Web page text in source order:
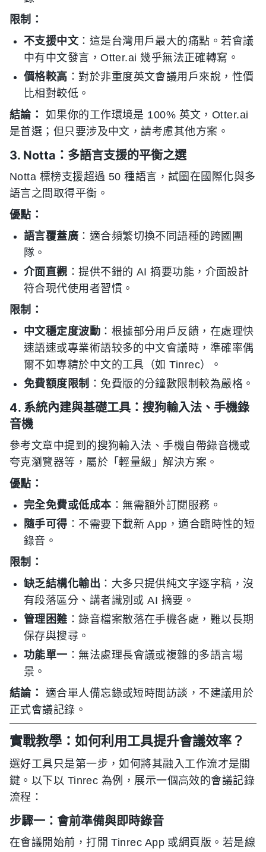
限制：
不支援中文 ：這是台灣用戶最大的痛點。若會議
中有中文發言，Otter.ai 幾乎無法正確轉寫。
價格較高 ：對於非重度英文會議用戶來說，性價
比相對較低。
結論：
如果你的工作環境是 100% 英文，Otter.ai
是首選；但只要涉及中文，請考慮其他方案。
3. Notta：多語言支援的平衡之選
Notta 標榜支援超過 50 種語言，試圖在國際化與多
語言之間取得平衡。
優點：
語言覆蓋廣 ：適合頻繁切換不同語種的跨國團
隊。
介面直觀 ：提供不錯的 AI 摘要功能，介面設計
符合現代使用者習慣。
限制：
中文穩定度波動 ：根據部分用戶反饋，在處理快
速語速或專業術語较多的中文會議時，準確率偶
爾不如專精於中文的工具（如 Tinrec）。
免費額度限制 ：免費版的分鐘數限制較為嚴格。
4. 系統內建與基礎工具：搜狗輸入法、手機錄
音機
參考文章中提到的搜狗輸入法、手機自帶錄音機或
夸克瀏覽器等，屬於「輕量級」解決方案。
優點：
完全免費或低成本 ：無需額外訂閱服務。
隨手可得 ：不需要下載新 App，適合臨時性的短
錄音。
限制：
缺乏結構化輸出 ：大多只提供純文字逐字稿，沒
有段落區分、講者識別或 AI 摘要。
管理困難 ：錄音檔案散落在手機各處，難以長期
保存與搜尋。
功能單一 ：無法處理長會議或複雜的多語言場
景。
結論：
適合單人備忘錄或短時間訪談，不建議用於
正式會議記錄。
實戰教學：如何利用工具提升會議效率？
選好工具只是第一步，如何將其融入工作流才是關
鍵。以下以 Tinrec 為例，展示一個高效的會議記錄
流程：
步驟一：會前準備與即時錄音
在會議開始前，打開 Tinrec App 或網頁版。若是線